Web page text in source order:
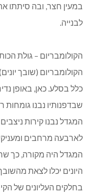
במעין חצר, ובה סיתתו
לבנייה.
הקולומבריום – גולת
הקולומבריום (שובך
כלל בסלע. כאן, באופן
שבדפנותיו נבנו גומחות
המגדל נבנו קירות
לארבעה מרחבים
המגדל היה מקורה, כך
היונים יכלו לצאת
בחלקים העליונים של